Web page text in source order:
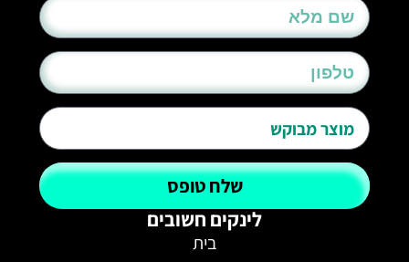
שלח טופס
לינקים חשובים
בית